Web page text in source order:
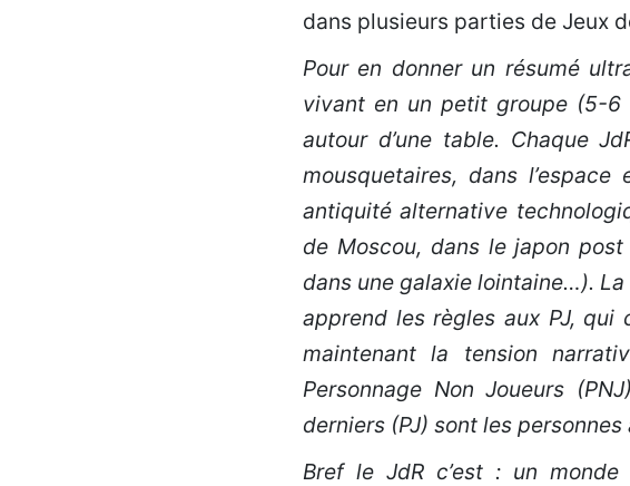
dans plusieurs parties de Jeux
Pour en donner un résumé
vivant en un petit groupe (5-6
autour d’une table. Chaque
mousquetaires, dans
antiquité alternative
de Moscou, dans le japon
dans une galaxie lointaine…).
apprend les règles aux PJ,
maintenant la tension
Personnage Non Joueurs
derniers (PJ) sont les
Bref le JdR c’est : un